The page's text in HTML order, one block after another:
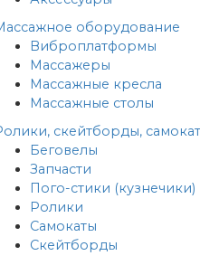
оборудование
Виброплатформы
Массажеры
Массажные кресла
Массажные столы
скейтборды,
Беговелы
Запчасти
Пого-стики (кузнечики)
Ролики
Самокаты
Скейтборды